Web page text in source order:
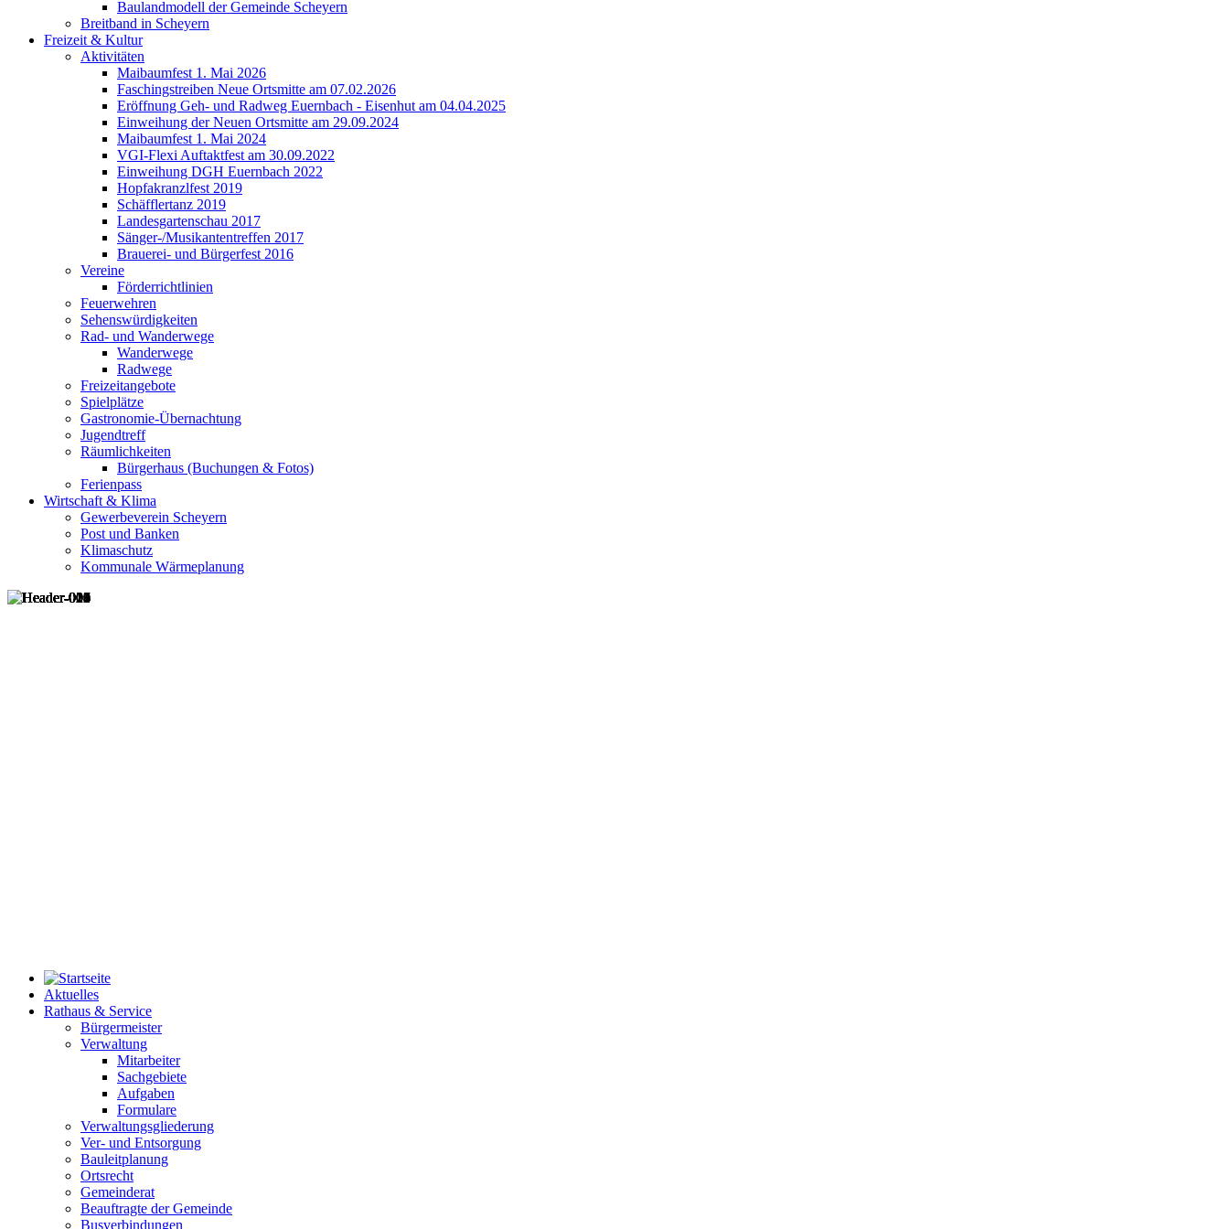
Baulandmodell der Gemeinde Scheyern
Breitband in Scheyern
Freizeit & Kultur
Aktivitäten
Maibaumfest 1. Mai 2026
Faschingstreiben Neue Ortsmitte am 07.02.2026
Eröffnung Geh- und Radweg Euernbach - Eisenhut am 04.04.2025
Einweihung der Neuen Ortsmitte am 29.09.2024
Maibaumfest 1. Mai 2024
VGI-Flexi Auftaktfest am 30.09.2022
Einweihung DGH Euernbach 2022
Hopfakranzlfest 2019
Schäfflertanz 2019
Landesgartenschau 2017
Sänger-/Musikantentreffen 2017
Brauerei- und Bürgerfest 2016
Vereine
Förderrichtlinien
Feuerwehren
Sehenswürdigkeiten
Rad- und Wanderwege
Wanderwege
Radwege
Freizeitangebote
Spielplätze
Gastronomie-Übernachtung
Jugendtreff
Räumlichkeiten
Bürgerhaus (Buchungen & Fotos)
Ferienpass
Wirtschaft & Klima
Gewerbeverein Scheyern
Post und Banken
Klimaschutz
Kommunale Wärmeplanung
Aktuelles
Rathaus & Service
Bürgermeister
Verwaltung
Mitarbeiter
Sachgebiete
Aufgaben
Formulare
Verwaltungsgliederung
Ver- und Entsorgung
Bauleitplanung
Ortsrecht
Gemeinderat
Beauftragte der Gemeinde
Busverbindungen